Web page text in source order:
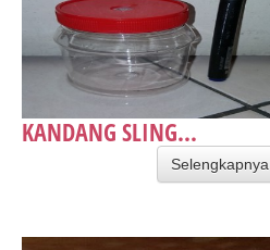
KANDANG SLING...
Selengkapnya